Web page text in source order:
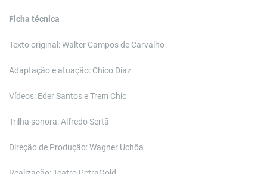
Ficha técnica
Texto original: Walter Campos de Carvalho
Adaptação e atuação: Chico Diaz
Vídeos: Eder Santos e Trem Chic
Trilha sonora: Alfredo Sertã
Direção de Produção: Wagner Uchôa